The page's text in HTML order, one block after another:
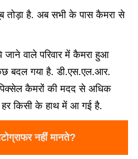
तोड़ा है. अब सभी के पास कैमरा से
वाले परिवार में कैमरा हुआ
बदल गया है. डी.एस.एल.आर.
कैमरों की मदद से अधिक
किसी के हाथ में आ गई है.
नहीं मानते?